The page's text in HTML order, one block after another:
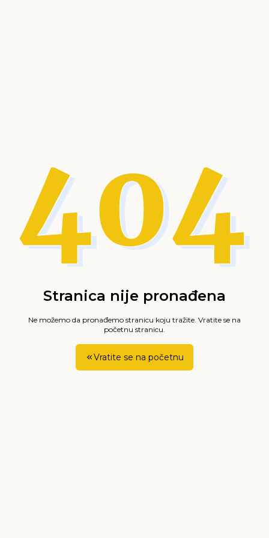
Stranica nije pronađena
Ne možemo da pronađemo stranicu koju tražite. Vratite se na
početnu stranicu.
Vratite se na početnu